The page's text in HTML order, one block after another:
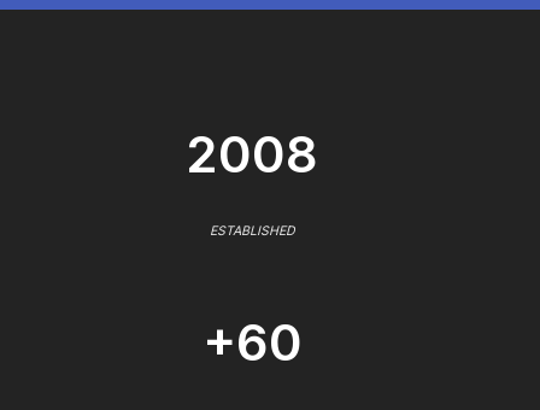
2008
ESTABLISHED
+60